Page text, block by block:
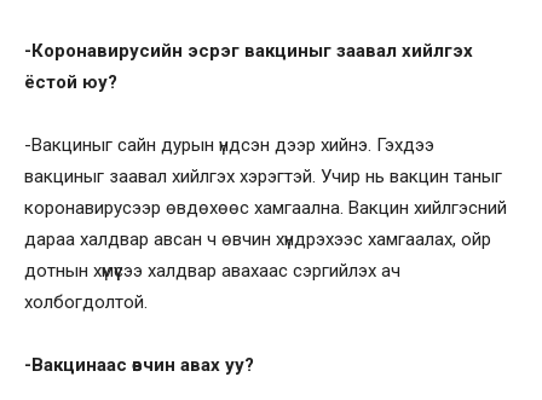
-Коронавирусийн эсрэг вакциныг заавал хийлгэх
ёстой юу?
-Вакциныг сайн дурын үндсэн дээр хийнэ. Гэхдээ
вакциныг заавал хийлгэх хэрэгтэй. Учир нь вакцин таныг
коронавирусээр өвдөхөөс хамгаална. Вакцин хийлгэсний
дараа халдвар авсан ч өвчин хүндрэхээс хамгаалах, ойр
дотнын хүмүүсээ халдвар авахаас сэргийлэх ач
холбогдолтой.
-Вакцинаас өвчин авах уу?